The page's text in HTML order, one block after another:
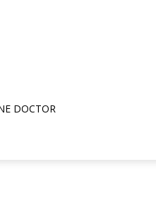
DOCTOR